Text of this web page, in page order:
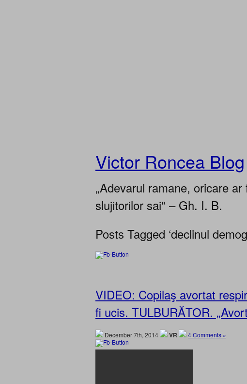
Victor Roncea Blog
„Adevarul ramane, oricare
slujitorilor sai" – Gh. I. B.
Posts Tagged ‘declinul
VIDEO: Copilaş avortat
fi ucis. TULBURĂTOR.
December 7th, 2014 VR 4 Comments »